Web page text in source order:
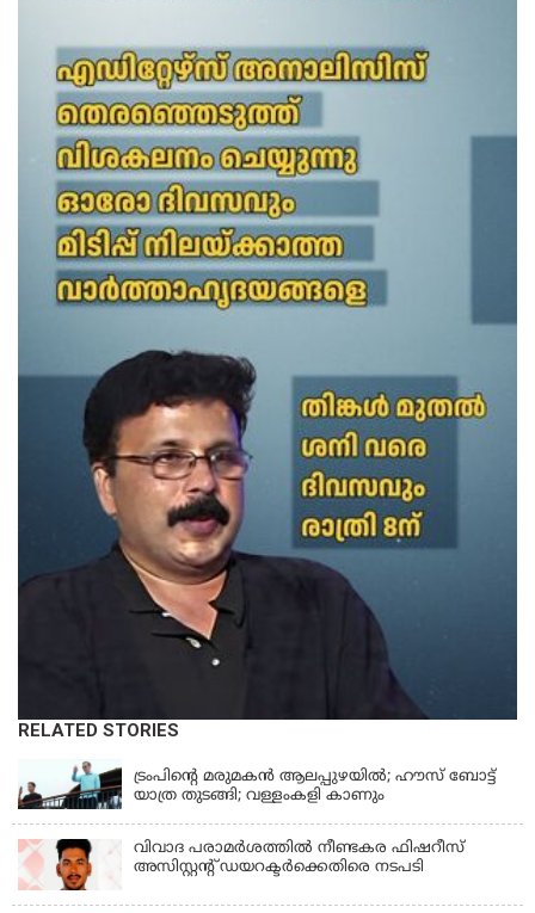
RELATED STORIESLATEST NEWS
ട്രംപിന്റെ മരുമകന്‍ ആലപ്പുഴയില്‍; ഹൗസ് ബോട്ട്
യാത്ര തുടങ്ങി; വള്ളംകളി കാണും
വിവാദ പരാമര്‍ശത്തില്‍ നീണ്ടകര ഫിഷറീസ്
അസിസ്റ്റന്റ് ഡയറക്ടര്‍ക്കെതിരെ നടപടി